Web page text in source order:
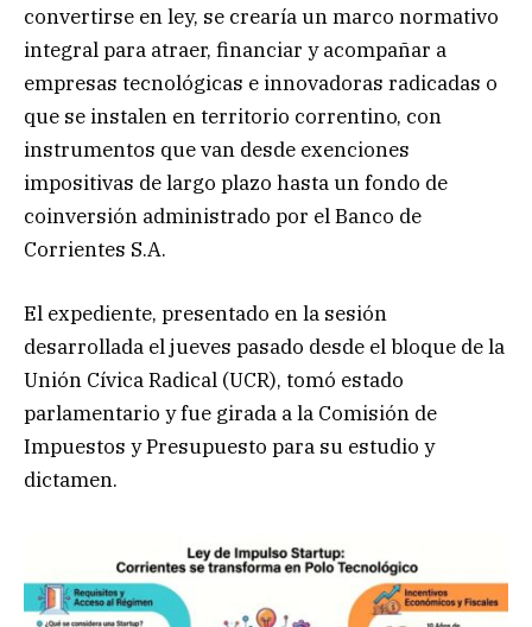
convertirse en ley, se crearía un marco normativo
integral para atraer, financiar y acompañar a
empresas tecnológicas e innovadoras radicadas o
que se instalen en territorio correntino, con
instrumentos que van desde exenciones
impositivas de largo plazo hasta un fondo de
coinversión administrado por el Banco de
Corrientes S.A.
El expediente, presentado en la sesión
desarrollada el jueves pasado desde el bloque de la
Unión Cívica Radical (UCR), tomó estado
parlamentario y fue girada a la Comisión de
Impuestos y Presupuesto para su estudio y
dictamen.